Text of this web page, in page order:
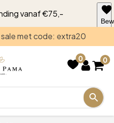
vanaf €75,-
met code: extra20
0 0
voor